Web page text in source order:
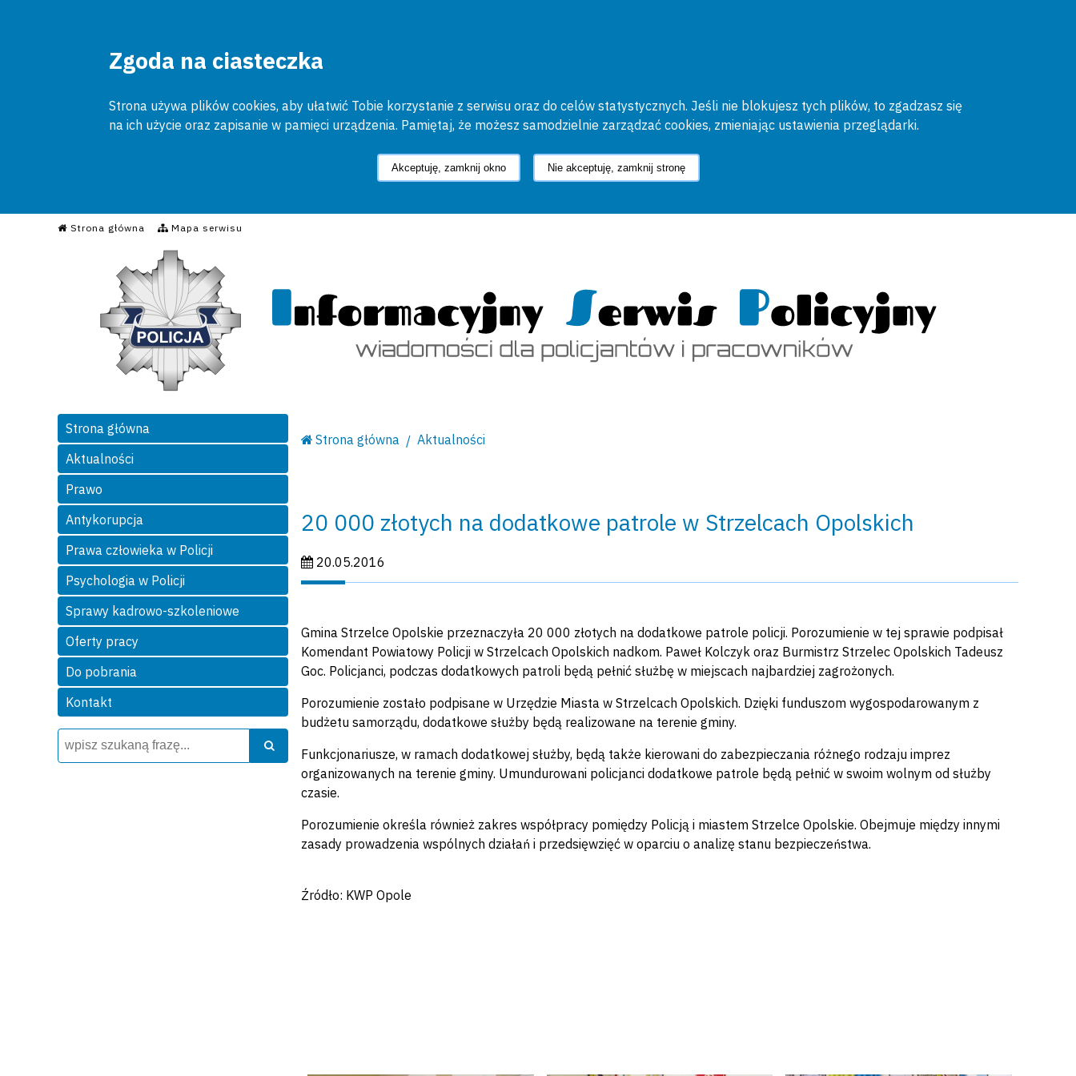
Zgoda na ciasteczka
Strona używa plików cookies, aby ułatwić Tobie korzystanie z serwisu oraz do celów statystycznych. Jeśli nie blokujesz tych plików, to zgadzasz się
na ich użycie oraz zapisanie w pamięci urządzenia. Pamiętaj, że możesz samodzielnie zarządzać cookies, zmieniając ustawienia przeglądarki.
Akceptuję, zamknij okno Nie akceptuję, zamknij stronę
Strona główna Mapa serwisu
Informacyjny Serwis Policyjny
Strona główna
Aktualności
Prawo
Antykorupcja
Prawa człowieka w Policji
Psychologia w Policji
Sprawy kadrowo-szkoleniowe
Oferty pracy
Do pobrania
Kontakt
Wyszukiwarka
Szukaj
Strona główna Aktualności
20 000 złotych na dodatkowe patrole w Strzelcach Opolskich
Data publikacji:
20.05.2016
Gmina Strzelce Opolskie przeznaczyła 20 000 złotych na dodatkowe patrole policji. Porozumienie w tej sprawie podpisał
Komendant Powiatowy Policji w Strzelcach Opolskich nadkom. Paweł Kolczyk oraz Burmistrz Strzelec Opolskich Tadeusz
Goc. Policjanci, podczas dodatkowych patroli będą pełnić służbę w miejscach najbardziej zagrożonych.
Porozumienie zostało podpisane w Urzędzie Miasta w Strzelcach Opolskich. Dzięki funduszom wygospodarowanym z
budżetu samorządu, dodatkowe służby będą realizowane na terenie gminy.
Funkcjonariusze, w ramach dodatkowej służby, będą także kierowani do zabezpieczania różnego rodzaju imprez
organizowanych na terenie gminy. Umundurowani policjanci dodatkowe patrole będą pełnić w swoim wolnym od służby
czasie.
Porozumienie określa również zakres współpracy pomiędzy Policją i miastem Strzelce Opolskie. Obejmuje między innymi
zasady prowadzenia wspólnych działań i przedsięwzięć w oparciu o analizę stanu bezpieczeństwa.
Źródło: KWP Opole